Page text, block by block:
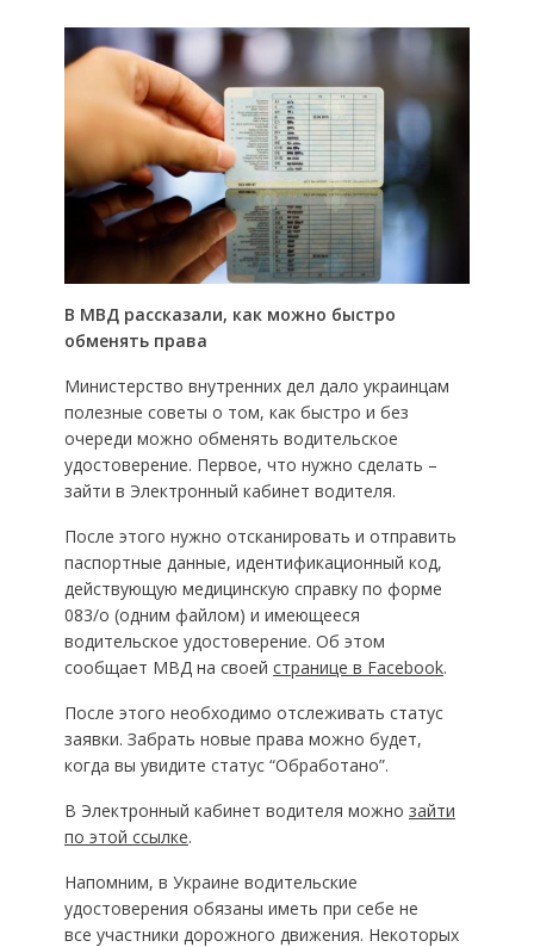
В МВД рассказали, как можно быстро
обменять права
Министерство внутренних дел дало украинцам
полезные советы о том, как быстро и без
очереди можно обменять водительское
удостоверение. Первое, что нужно сделать –
зайти в Электронный кабинет водителя.
После этого нужно отсканировать и отправить
паспортные данные, идентификационный код,
действующую медицинскую справку по форме
083/о (одним файлом) и имеющееся
водительское удостоверение. Об этом
сообщает МВД на своей странице в Facebook.
После этого необходимо отслеживать статус
заявки. Забрать новые права можно будет,
когда вы увидите статус “Обработано”.
В Электронный кабинет водителя можно зайти
по этой ссылке.
Напомним, в Украине водительские
удостоверения обязаны иметь при себе не
все участники дорожного движения. Некоторых